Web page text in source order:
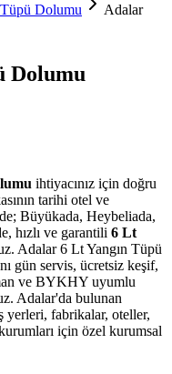
Dolumu
Adalar
Dolumu
ihtiyacınız için doğru
tarihi otel ve
Büyükada, Heybeliada,
hızlı ve garantili 6 Lt
Adalar 6 Lt Yangın Tüpü
gün servis, ücretsiz keşif,
ve BYKHY uyumlu
Adalar'da bulunan
yerleri, fabrikalar, oteller,
için özel kurumsal